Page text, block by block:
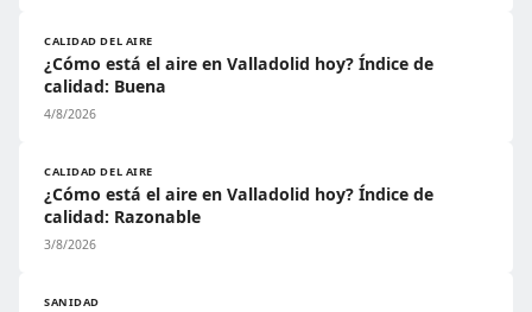
CALIDAD DEL AIRE
¿Cómo está el aire en Valladolid hoy? Índice de
calidad: Buena
4/8/2026
CALIDAD DEL AIRE
¿Cómo está el aire en Valladolid hoy? Índice de
calidad: Razonable
3/8/2026
SANIDAD